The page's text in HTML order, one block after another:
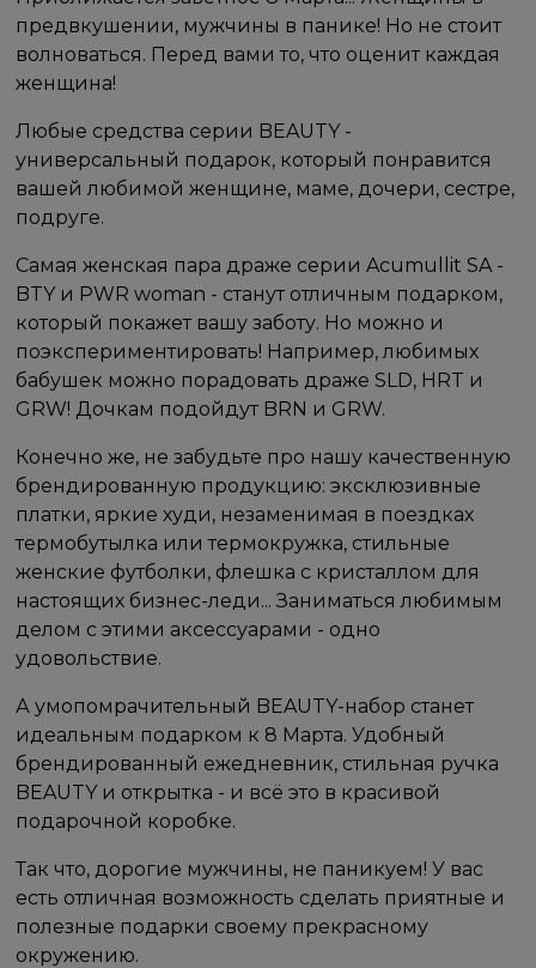
предвкушении, мужчины в панике! Но не стоит
волноваться. Перед вами то, что оценит каждая
женщина!
Любые средства серии BEAUTY -
универсальный подарок, который понравится
вашей любимой женщине, маме, дочери, сестре,
подруге.
Самая женская пара драже серии Acumullit SA -
BTY и PWR woman - станут отличным подарком,
который покажет вашу заботу. Но можно и
поэкспериментировать! Например, любимых
бабушек можно порадовать драже SLD, HRT и
GRW! Дочкам подойдут BRN и GRW.
Конечно же, не забудьте про нашу качественную
брендированную продукцию: эксклюзивные
платки, яркие худи, незаменимая в поездках
термобутылка или термокружка, стильные
женские футболки, флешка с кристаллом для
настоящих бизнес-леди... Заниматься любимым
делом с этими аксессуарами - одно
удовольствие.
А умопомрачительный BEAUTY-набор станет
идеальным подарком к 8 Марта. Удобный
брендированный ежедневник, стильная ручка
BEAUTY и открытка - и всё это в красивой
подарочной коробке.
Так что, дорогие мужчины, не паникуем! У вас
есть отличная возможность сделать приятные и
полезные подарки своему прекрасному
окружению.